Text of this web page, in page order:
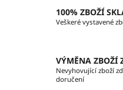
100% ZBOŽÍ
Veškeré vystavené
VÝMĚNA ZBOŽÍ
Nevyhovující zboží
doručení